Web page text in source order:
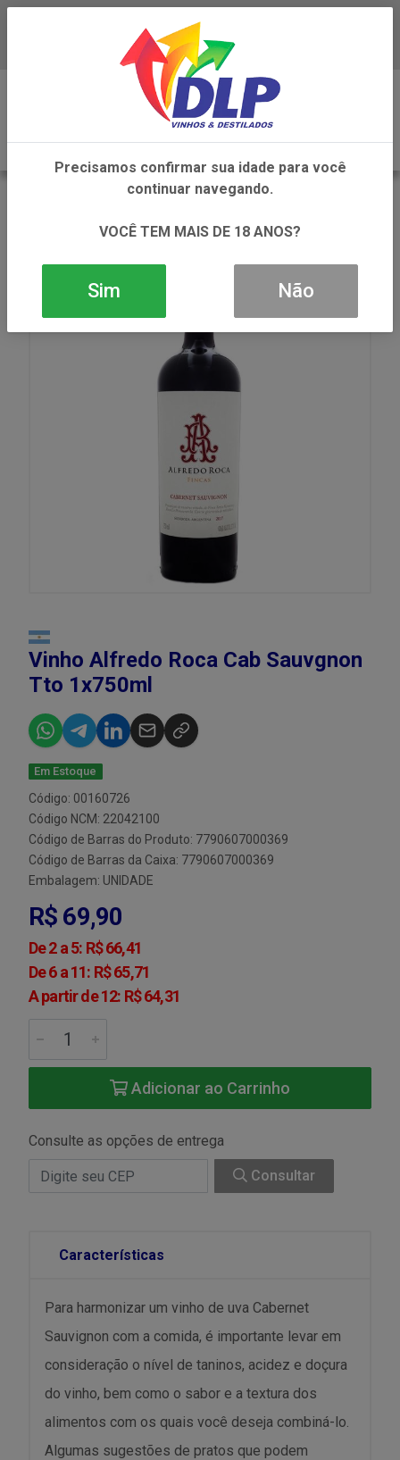
Baixe já o APP da DLP Vinhos
Vinho Alfredo Roca Cab Sauvgnon
Tto 1x750ml
Em Estoque
Código: 00160726
Código NCM: 22042100
Código de Barras do Produto: 7790607000369
Código de Barras da Caixa: 7790607000369
Embalagem: UNIDADE
R$ 69,90
De 2 a 5: R$ 66,41
De 6 a 11: R$ 65,71
A partir de 12: R$ 64,31
Adicionar ao Carrinho
Consulte as opções de entrega
Consultar
Características
Para harmonizar um vinho de uva Cabernet
Sauvignon com a comida, é importante levar em
consideração o nível de taninos, acidez e doçura
do vinho, bem como o sabor e a textura dos
alimentos com os quais você deseja combiná-lo.
Algumas sugestões de pratos que podem
Precisamos confirmar sua idade para você
continuar navegando.
VOCÊ TEM MAIS DE 18 ANOS?
Sim Não